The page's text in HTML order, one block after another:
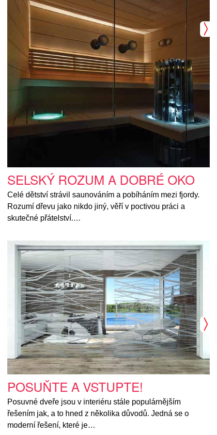
SELSKÝ ROZUM A DOBRÉ OKO
Celé dětství strávil saunováním a pobíháním mezi fjordy.
Rozumí dřevu jako nikdo jiný, věří v poctivou práci a
skutečné přátelství.…
POSUŇTE A VSTUPTE!
Posuvné dveře jsou v interiéru stále populárnějším
řešením jak, a to hned z několika důvodů. Jedná se o
moderní řešení, které je…